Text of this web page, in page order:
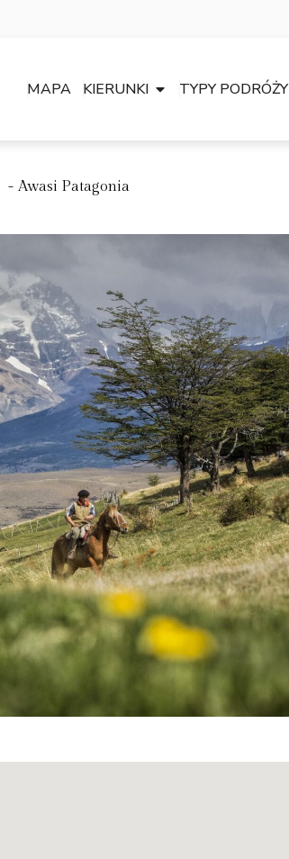
MAPA KIERUNKI TYPY PODRÓŻY
Awasi Patagonia